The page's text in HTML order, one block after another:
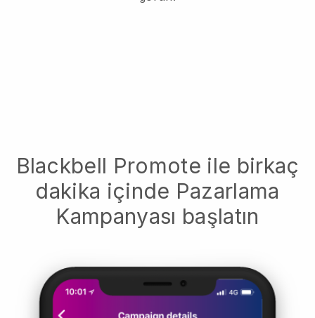
Blackbell Promote ile birkaç
dakika içinde Pazarlama
Kampanyası başlatın